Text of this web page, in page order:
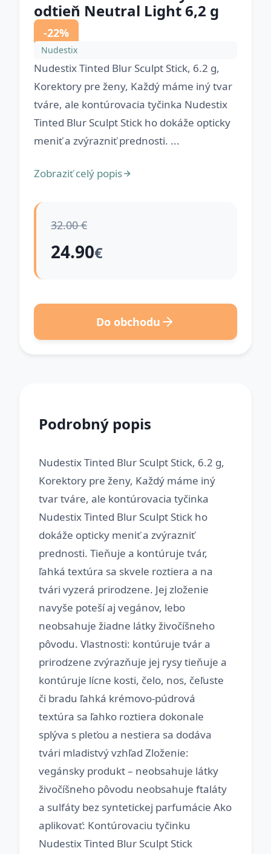
odtieň Neutral Light 6,2 g
-22%
Nudestix
Nudestix Tinted Blur Sculpt Stick, 6.2 g,
Korektory pre ženy, Každý máme iný tvar
tváre, ale kontúrovacia tyčinka Nudestix
Tinted Blur Sculpt Stick ho dokáže opticky
meniť a zvýrazniť prednosti. ...
Zobraziť celý popis
32.00 €
24.90€
Do obchodu
Podrobný popis
Nudestix Tinted Blur Sculpt Stick, 6.2 g,
Korektory pre ženy, Každý máme iný
tvar tváre, ale kontúrovacia tyčinka
Nudestix Tinted Blur Sculpt Stick ho
dokáže opticky meniť a zvýrazniť
prednosti. Tieňuje a kontúruje tvár,
ľahká textúra sa skvele roztiera a na
tvári vyzerá prirodzene. Jej zloženie
navyše poteší aj vegánov, lebo
neobsahuje žiadne látky živočíšneho
pôvodu. Vlastnosti: kontúruje tvár a
prirodzene zvýrazňuje jej rysy tieňuje a
kontúruje lícne kosti, čelo, nos, čeľuste
či bradu ľahká krémovo-púdrová
textúra sa ľahko roztiera dokonale
splýva s pleťou a nestiera sa dodáva
tvári mladistvý vzhľad Zloženie:
vegánsky produkt – neobsahuje látky
živočíšneho pôvodu neobsahuje ftaláty
a sulfáty bez syntetickej parfumácie Ako
aplikovať: Kontúrovaciu tyčinku
Nudestix Tinted Blur Sculpt Stick